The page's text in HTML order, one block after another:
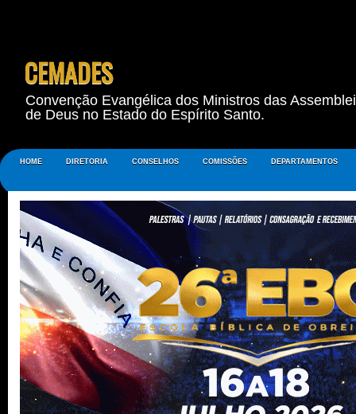
CEMADES
Convenção Evangélica dos Ministros das
de Deus no Estado do Espírito Santo.
HOME DIRETORIA CONSELHOS COMISSÕES DEPARTAMENTOS